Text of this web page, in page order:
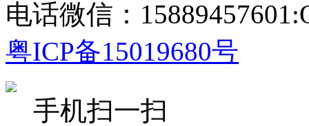
电话微信：
粤ICP备15019680号
手机扫一扫